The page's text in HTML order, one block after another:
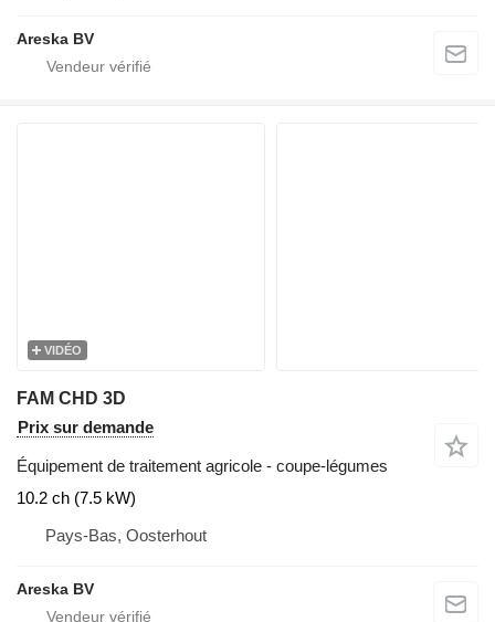
Areska BV
VIDÉO
FAM CHD 3D
Prix sur demande
Équipement de traitement agricole - coupe-légumes
10.2 ch (7.5 kW)
Pays-Bas, Oosterhout
Areska BV